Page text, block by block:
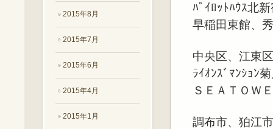
2015年8月
2015年7月
2015年6月
2015年4月
2015年1月
ﾊﾟｲﾛｯﾄﾊｳｽ北
早稲田東館、
中央区、江東
ﾗｲｵﾝｽﾞﾏﾝｼｮﾝ
ＳＥＡＴＯＷ
調布市、狛江市